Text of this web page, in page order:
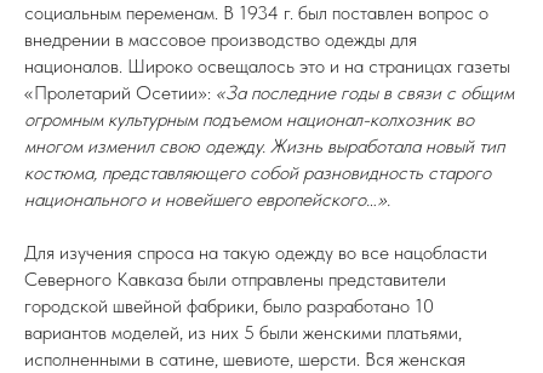
социальным переменам. В 1934 г. был поставлен вопрос о
внедрении в массовое производство одежды для
националов. Широко освещалось это и на страницах газеты
«Пролетарий Осетии»: «За последние годы в связи с общим
огромным культурным подъемом национал-колхозник во
многом изменил свою одежду. Жизнь выработала новый тип
костюма, представляющего собой разновидность старого
национального и новейшего европейского…».
Для изучения спроса на такую одежду во все нацобласти
Северного Кавказа были отправлены представители
городской швейной фабрики, было разработано 10
вариантов моделей, из них 5 были женскими платьями,
исполненными в сатине, шевиоте, шерсти. Вся женская